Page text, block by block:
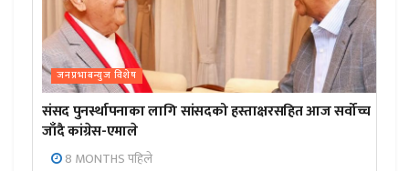
जनप्रभाबन्युज विशेष
संसद पुनर्स्थापनाका लागि सांसदको हस्ताक्षरसहित आज सर्वोच्च
जाँदै कांग्रेस-एमाले
8 MONTHS पहिले